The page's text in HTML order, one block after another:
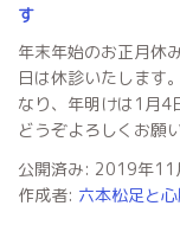
す
年末年始のお正月休
日は休診いたします
なり、年明けは1月4
どうぞよろしくお願
公開済み: 2019年11
作成者: 六本松足と